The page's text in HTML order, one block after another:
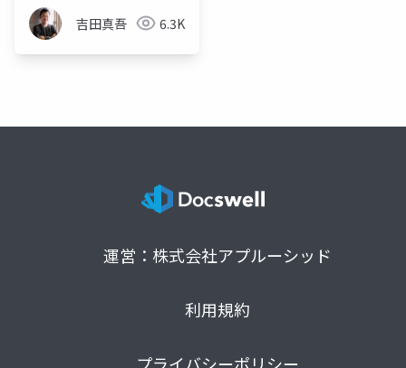
吉田真吾 6.3K
運営：株式会社アプルーシッド
利用規約
プライバシーポリシー